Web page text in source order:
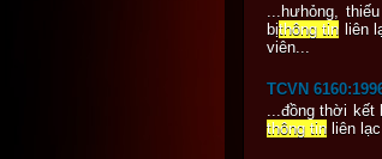
...hưhỏng,
bịthông tin liên
viên...
TCVN
...đồng thời
thông tin liên